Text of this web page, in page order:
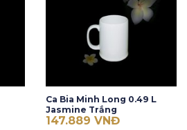
Ca Bia Minh Long 0.49 L
Jasmine Trắng
147.889 VNĐ